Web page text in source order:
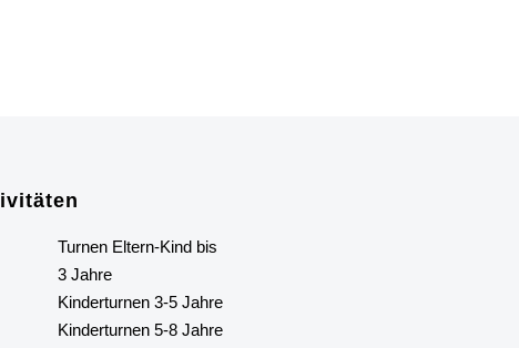
Turnen Eltern-Kind bis
3 Jahre
Kinderturnen 3-5 Jahre
Kinderturnen 5-8 Jahre